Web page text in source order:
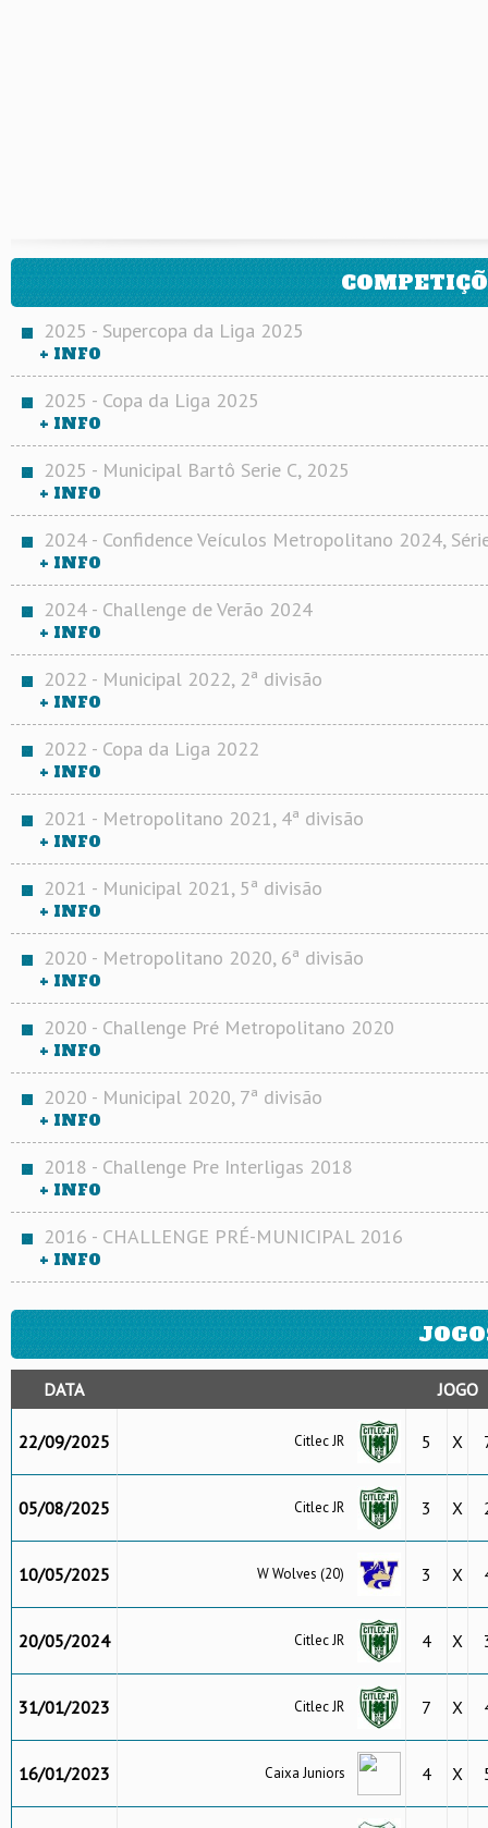
2025 - Supercopa da Liga 2025
+ INFO
2025 - Copa da Liga 2025
+ INFO
2025 - Municipal Bartô Serie C, 2025
+ INFO
2024 - Confidence Veículos Metropolitano 2024,
+ INFO
2024 - Challenge de Verão 2024
+ INFO
2022 - Municipal 2022, 2ª divisão
+ INFO
2022 - Copa da Liga 2022
+ INFO
2021 - Metropolitano 2021, 4ª divisão
+ INFO
2021 - Municipal 2021, 5ª divisão
+ INFO
2020 - Metropolitano 2020, 6ª divisão
+ INFO
2020 - Challenge Pré Metropolitano 2020
+ INFO
2020 - Municipal 2020, 7ª divisão
+ INFO
2018 - Challenge Pre Interligas 2018
+ INFO
2016 - CHALLENGE PRÉ-MUNICIPAL 2016
+ INFO
DATA JOGO
22/09/2025 Citlec JR 5 X
05/08/2025 Citlec JR 3 X
10/05/2025 W Wolves (20) 3 X
20/05/2024 Citlec JR 4 X
31/01/2023 Citlec JR 7 X
16/01/2023 Caixa Juniors 4 X